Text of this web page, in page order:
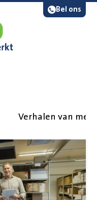
Bel ons
Lees voor
Verhalen van